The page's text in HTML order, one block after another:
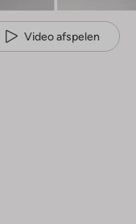
Video afspelen